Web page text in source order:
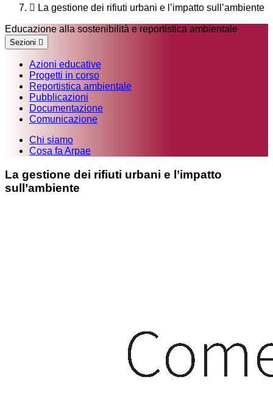
La gestione dei rifiuti urbani e l’impatto sull’ambiente
Educazione alla sostenibilità e reportistica ambientale
Sezioni
Azioni educative
Progetti in corso
Reportistica ambientale
Pubblicazioni
Documentazione
Comunicazione
Chi siamo
Cosa fa Arpae
La gestione dei rifiuti urbani e l’impatto
sull’ambiente